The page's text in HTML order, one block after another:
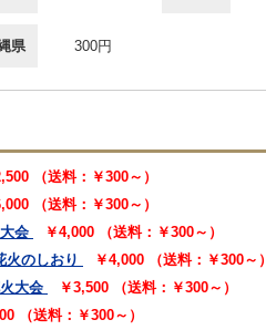
県 300円
（送料：￥300～）
（送料：￥300～）
会
￥4,000 （送料：￥300～）
火のしおり
￥4,000 （送料：￥300～）
大会
￥3,500 （送料：￥300～）
（送料：￥300～）